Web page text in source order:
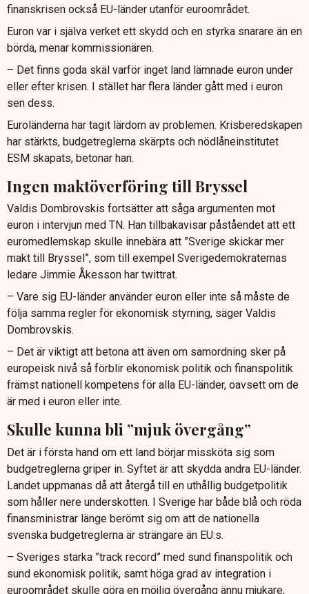
finanskrisen också EU-länder utanför euroområdet.
Euron var i själva verket ett skydd och en styrka snarare än en
börda, menar kommissionären.
– Det finns goda skäl varför inget land lämnade euron under
eller efter krisen. I stället har flera länder gått med i euron
sen dess.
Euroländerna har tagit lärdom av problemen. Krisberedskapen
har stärkts, budgetreglerna skärpts och nödlåneinstitutet
ESM skapats, betonar han.
Ingen maktöverföring till Bryssel
Valdis Dombrovskis fortsätter att såga argumenten mot
euron i intervjun med TN. Han tillbakavisar påståendet att ett
euromedlemskap skulle innebära att ”Sverige skickar mer
makt till Bryssel”, som till exempel Sverigedemokraternas
ledare Jimmie Åkesson har twittrat.
– Vare sig EU-länder använder euron eller inte så måste de
följa samma regler för ekonomisk styrning, säger Valdis
Dombrovskis.
– Det är viktigt att betona att även om samordning sker på
europeisk nivå så förblir ekonomisk politik och finanspolitik
främst nationell kompetens för alla EU-länder, oavsett om de
är med i euron eller inte.
Skulle kunna bli ”mjuk övergång”
Det är i första hand om ett land börjar missköta sig som
budgetreglerna griper in. Syftet är att skydda andra EU-länder.
Landet uppmanas då att återgå till en uthållig budgetpolitik
som håller nere underskotten. I Sverige har både blå och röda
finansministrar länge berömt sig om att de nationella
svenska budgetreglerna är strängare än EU:s.
– Sveriges starka ”track record” med sund finanspolitik och
sund ekonomisk politik, samt höga grad av integration i
euroområdet skulle göra en möjlig övergång ännu mjukare,